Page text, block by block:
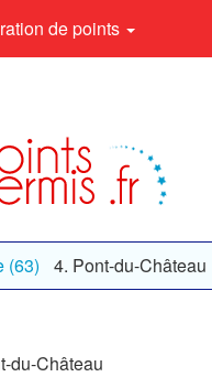
de points
(63) Pont-du-Château
du-Château